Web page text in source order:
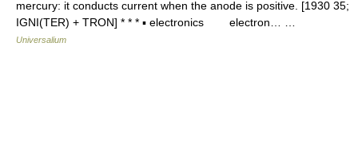
mercury: it conducts current when the anode is positive. [1930 35;
IGNI(TER) + TRON] * * * ▪ electronics electron… …
Universalium